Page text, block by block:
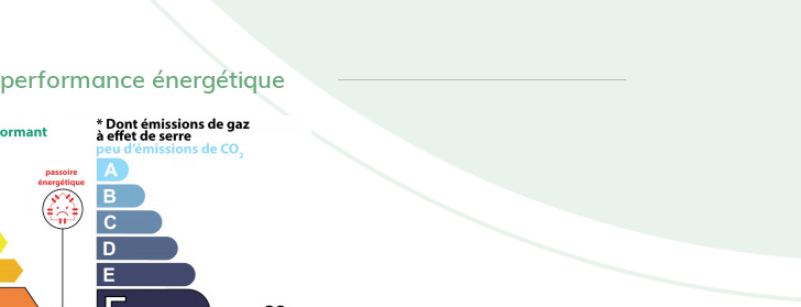
performance énergétique